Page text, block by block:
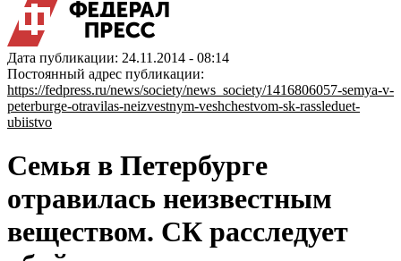
Дата публикации: 24.11.2014 - 08:14
Постоянный адрес публикации:
https://fedpress.ru/news/society/news_society/1416806057-semya-v-
peterburge-otravilas-neizvestnym-veshchestvom-sk-rassleduet-
ubiistvo
Семья в Петербурге
отравилась неизвестным
веществом. СК расследует